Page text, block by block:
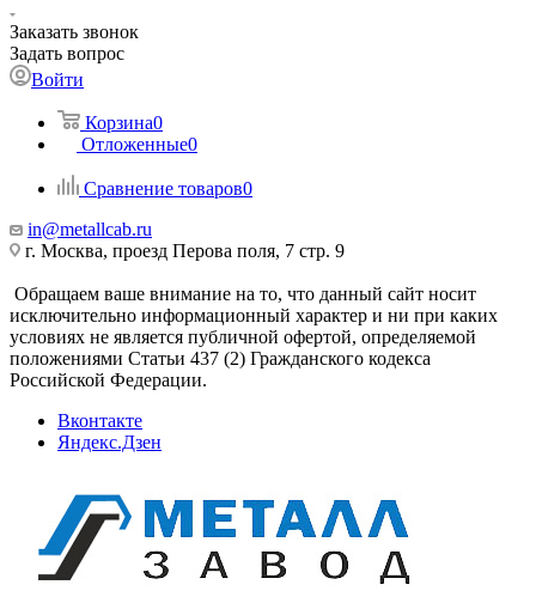
Заказать звонок
Задать вопрос
Войти
Корзина0
Отложенные0
Сравнение товаров0
in@metallcab.ru
г. Москва, проезд Перова поля, 7 стр. 9
Обращаем ваше внимание на то, что данный сайт носит
исключительно информационный характер и ни при каких
условиях не является публичной офертой, определяемой
положениями Статьи 437 (2) Гражданского кодекса
Российской Федерации.
Вконтакте
Яндекс.Дзен